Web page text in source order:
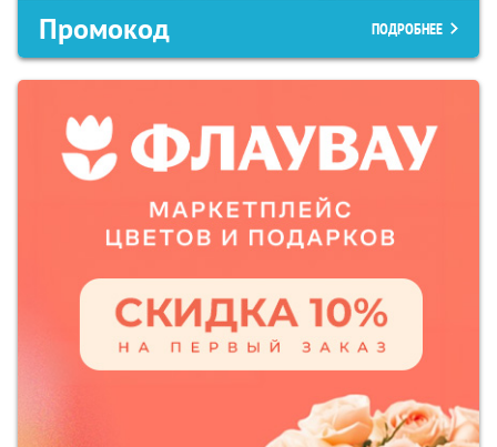
Промокод ПОДРОБНЕЕ